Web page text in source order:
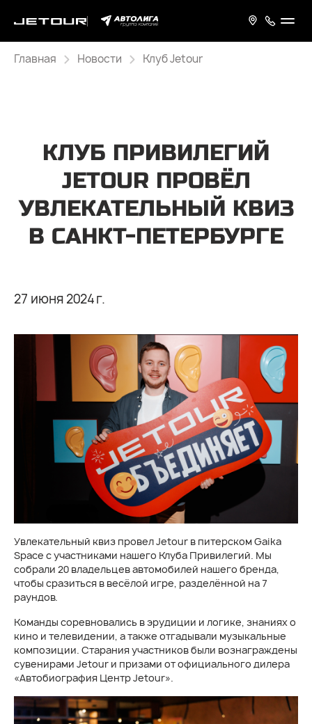
Главная Новости Клуб Jetour
КЛУБ ПРИВИЛЕГИЙ
JETOUR ПРОВЁЛ
УВЛЕКАТЕЛЬНЫЙ КВИЗ
В САНКТ-ПЕТЕРБУРГЕ
27 июня 2024 г.
Увлекательный квиз провел Jetour в питерском Gaika
Space с участниками нашего Клуба Привилегий. Мы
собрали 20 владельцев автомобилей нашего бренда,
чтобы сразиться в весёлой игре, разделённой на 7
раундов.
Команды соревновались в эрудиции и логике, знаниях о
кино и телевидении, а также отгадывали музыкальные
композиции. Старания участников были вознаграждены
сувенирами Jetour и призами от официального дилера
«Автобиография Центр Jetour».